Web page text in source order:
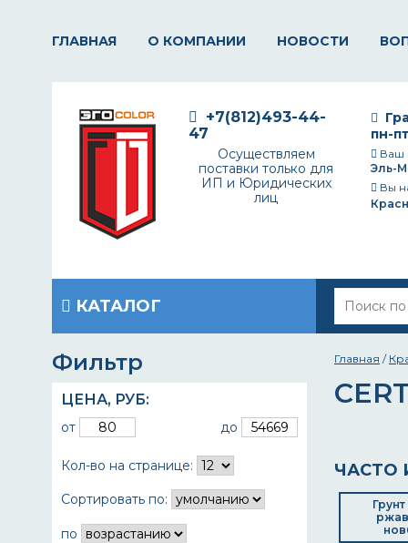
ГЛАВНАЯ О КОМПАНИИ НОВОСТИ
пн-
Ваш
Эль-
Вы
+7(812)493-44-
47
Осуществляем
поставки только для
ИП и Юридических
лиц
КАТАЛОГ
Фильтр
ЦЕНА, РУБ:
от до
Кол-во на странице:
Сортировать по:
по
Главная /
ЧАСТО